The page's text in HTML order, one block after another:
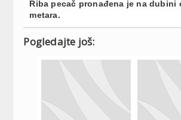
Riba pecač pronađena je na dubini
metara.
Pogledajte još: